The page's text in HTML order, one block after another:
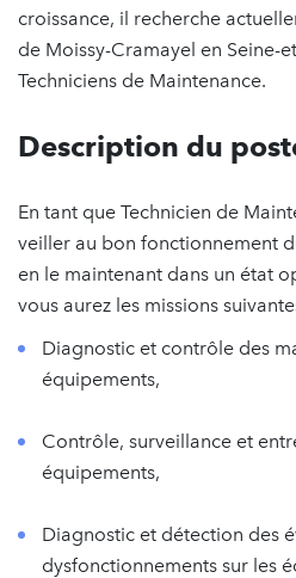
croissance, il recherche
de Moissy-Cramayel en Seine-
Techniciens de Maintenance.
Description du
En tant que Technicien de
veiller au bon fonctionnement
en le maintenant dans un état
vous aurez les missions
Diagnostic et contrôle des
équipements,
Contrôle, surveillance et
équipements,
Diagnostic et détection des
dysfonctionnements sur les